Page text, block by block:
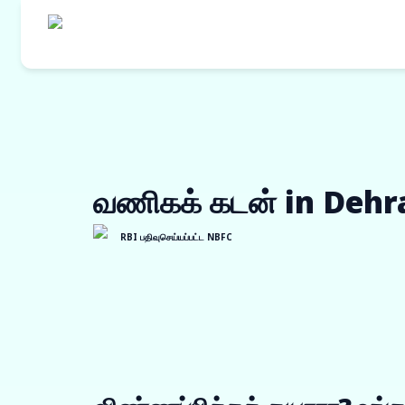
ஒர்க் ஆர்டர்
வணிகக் கடன் in
RBI பதிவுசெய்யப்பட்ட NBFC